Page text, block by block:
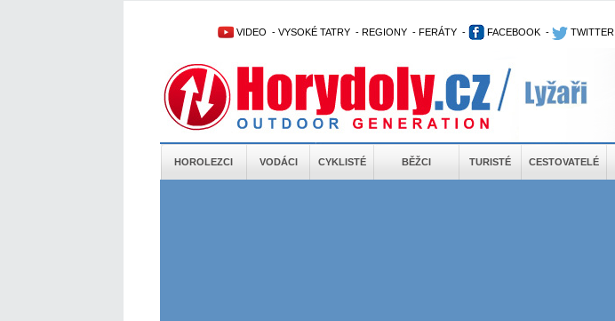
VIDEO - VYSOKÉ TATRY - REGIONY - FERÁTY - FACEBOOK - TWITTER
HOROLEZCI VODÁCI CYKLISTÉ BĚŽCI TURISTÉ CESTOVATELÉ